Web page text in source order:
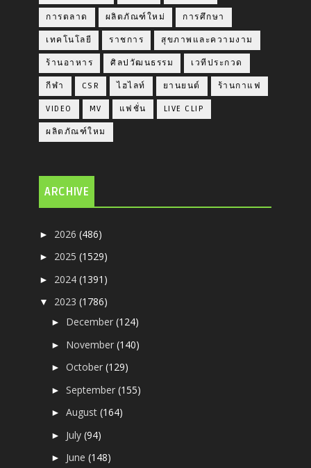
การตลาด ผลิตภัณฑ์ใหม่ การศึกษา
เทคโนโลยี ราชการ สุขภาพและความงาม
ร้านอาหาร ศิลปวัฒนธรรม เวทีประกวด
กีฬา CSR ไฮไลท์ ยานยนต์ ร้านกาแฟ
VIDEO MV แฟชั่น LIVE CLIP
ผลิตภัณฑ์ใหม
ARCHIVE
► 2026(486)
► 2025(1529)
► 2024(1391)
▼ 2023(1786)
► December(124)
► November(140)
►October(129)
►September(155)
►August(164)
► July(94)
► June(148)